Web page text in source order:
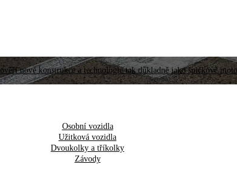
nové konstrukce a technologie tak důkladně jako špičkové
Osobní vozidla
Užitková vozidla
Dvoukolky a tříkolky
Závody